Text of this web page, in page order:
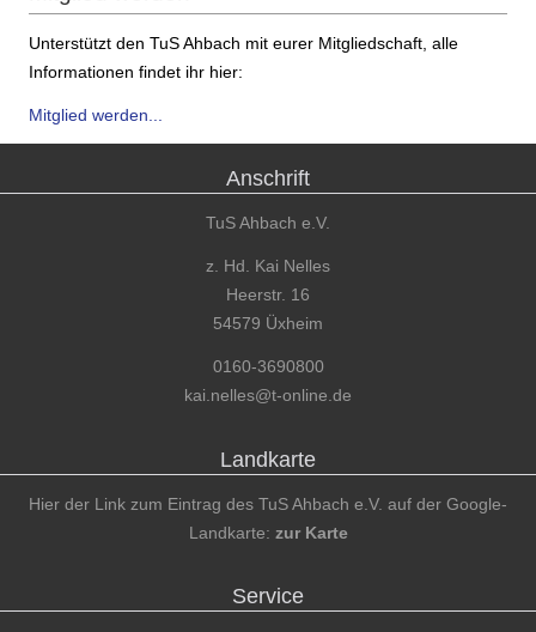
Unterstützt den TuS Ahbach mit eurer Mitgliedschaft, alle
Informationen findet ihr hier:
Mitglied werden...
Anschrift
TuS Ahbach e.V.
z. Hd. Kai Nelles
Heerstr. 16
54579 Üxheim
0160-3690800
kai.nelles@t-online.de
Landkarte
Hier der Link zum Eintrag des TuS Ahbach e.V. auf der Google-
Landkarte: zur Karte
Service